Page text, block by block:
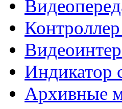
Индикатор
Архивные